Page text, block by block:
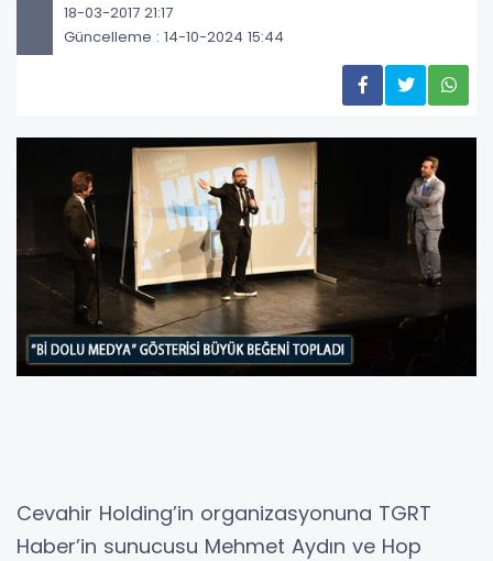
18-03-2017 21:17
Güncelleme : 14-10-2024 15:44
Cevahir Holding’in organizasyonuna TGRT
Haber’in sunucusu Mehmet Aydın ve Hop